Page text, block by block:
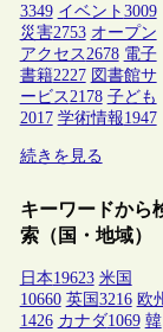
3349 イベント 3009
災害2753 オープン
アクセス 2678 電子
書籍2227 図書館サ
ービス 2178 子ども
2017 学術情報1947
続きを見る
キーワードから
索（国・地域）
日本19623 米国
10660 英国 3216 欧
1426 カナダ1069 韓